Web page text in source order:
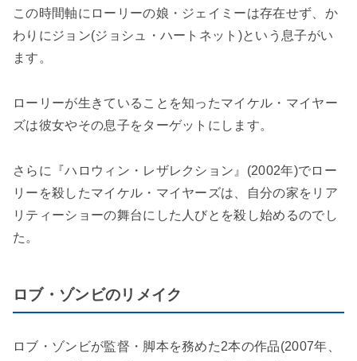
この時間軸にローリーの娘・ジェイミーは存在せず、か
わりにジョン(ジョシュ・ハートネット)という息子がい
ます。
ローリーが生きていることを知ったマイケル・マイヤー
ズは彼女やその息子をターゲットにします。
さらに『ハロウィン・レザレクション』(2002年)でロー
リーを殺したマイケル・マイヤーズは、自分の家をリア
リティーショーの舞台にした人びとを殺し始めるのでし
た。
ロブ・ゾンビのリメイク
ロブ・ゾンビが監督・脚本を務めた2本の作品(2007年、